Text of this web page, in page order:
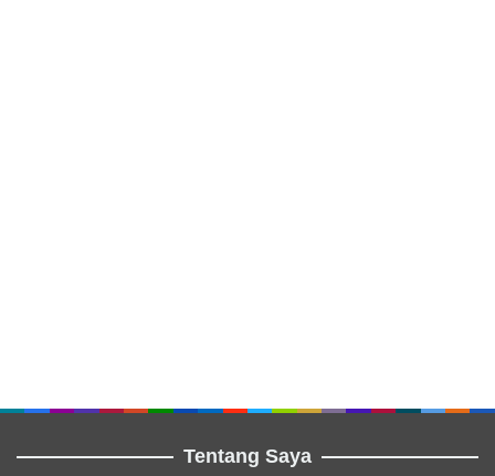
Tentang Saya